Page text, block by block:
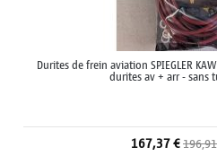
Durites de frein aviation SPIEGLER
durites av + arr - sans
167,37 €